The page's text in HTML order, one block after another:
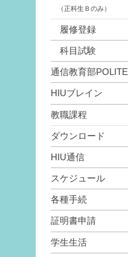
（正科生Ｂのみ）
履修登録
科目試験
通信教育部POLITE
HIUブレイン
教職課程
ダウンロード
HIU通信
スケジュール
各種手続
証明書申請
学生生活